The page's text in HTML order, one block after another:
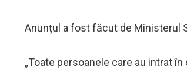
Anunțul a fost făcut de Ministerul
„Toate persoanele care au intrat